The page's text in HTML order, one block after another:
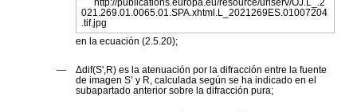
en la ecuación (2.5.20);
— Δdif(S',R)es la atenuación por la difracción entre la fuente
de imagen S’ y R , calculada según se ha indicado en el
subapartado anterior sobre la difracción pura;